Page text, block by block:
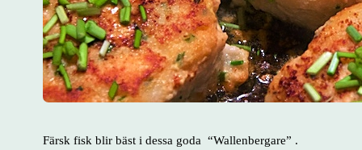
Färsk fisk blir bäst i dessa goda “Wallenbergare” .